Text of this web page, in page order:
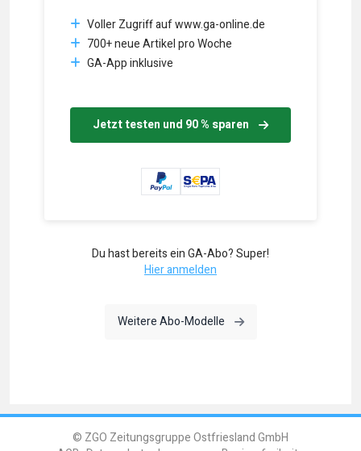
Voller Zugriff auf www.ga-online.de
700+ neue Artikel pro Woche
GA-App inklusive
Jetzt testen und 90 % sparen
Du hast bereits ein GA-Abo? Super!
Hier anmelden
Weitere Abo-Modelle
© ZGO Zeitungsgruppe Ostfriesland GmbH